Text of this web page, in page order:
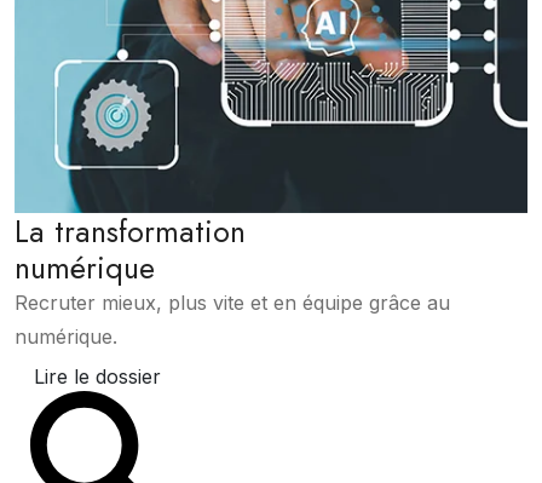
La transformation
numérique
Recruter mieux, plus vite et en équipe grâce au
numérique.
Lire le dossier